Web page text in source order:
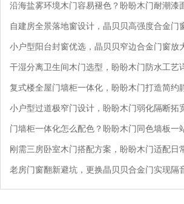
沿海盐雾环境木门容易褪色？盼盼木门耐潮漆
自建房全景落地窗设计，晶贝贝高强度合金门
小户型阳台封窗优选，晶贝贝窄边合金门窗放
干湿分离卫生间木门选型，盼盼木门防水工艺
复式楼全屋门墙柜一体化，盼盼木门打造简约
小户型过道极窄门设计，盼盼木门弱化隔断拓
门墙柜一体化怎么配色？盼盼木门同色墙板一
刚需三房卧室木门搭配方案，盼盼木门适配日
老房门窗翻新避坑，更换晶贝贝合金门实现隔